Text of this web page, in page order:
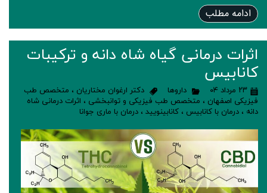
ادامه مطلب
اثرات درمانی گیاه شاه دانه و ترکیبات
کانابیس
۲۳ مرداد ۰۴ داروها دکتر ارغوان مختاریان ، متخصص طب
فیزیکی اصفهان ، متخصص طب فیزیکی و توانبخشی ، اثرات درمانی شاه
دانه ، درمان با کانابیس ، کانابینویید ، درمان با ماری جوانا